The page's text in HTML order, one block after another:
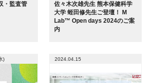
・監査管
佐々木次雄先生 熊本保健科学
大学 蛭田修先生ご登壇！ M
Lab™ Open days 2024のご案
内
) 2024.04.15